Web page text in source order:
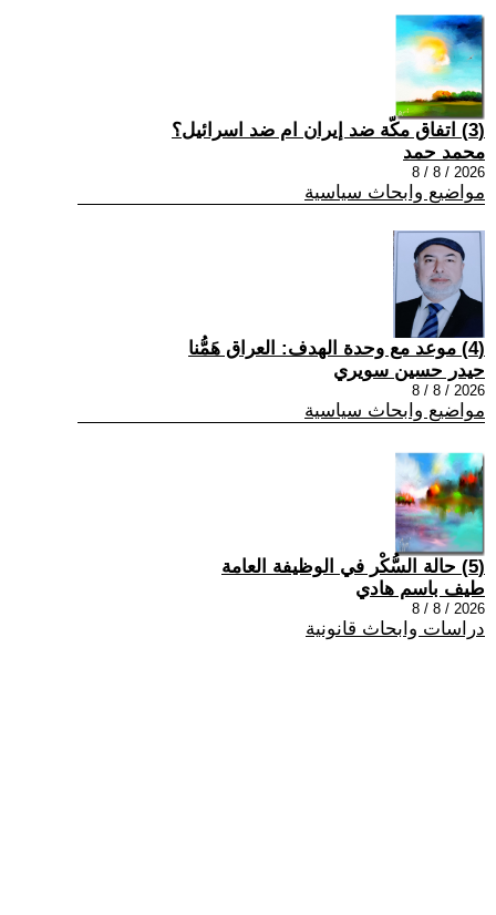
(3) اتفاق مكّة ضد إيران ام ضد اسرائيل؟
محمد حمد
2026 / 8 / 8
مواضيع وابحاث سياسية
(4) موعد مع وحدة الهدف: العراق هَمُّنا
حيدر حسين سويري
2026 / 8 / 8
مواضيع وابحاث سياسية
(5) حالة السُّكْر في الوظيفة العامة
طيف باسم هادي
2026 / 8 / 8
دراسات وابحاث قانونية